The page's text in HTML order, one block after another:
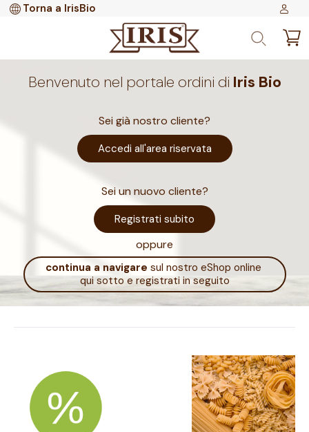
Torna a IrisBio
Benvenuto nel portale ordini di Iris Bio
Sei già nostro cliente?
Accedi all'area riservata
Sei un nuovo cliente?
Registrati subito
oppure
continua a navigare sul nostro eShop online
qui sotto e registrati in seguito